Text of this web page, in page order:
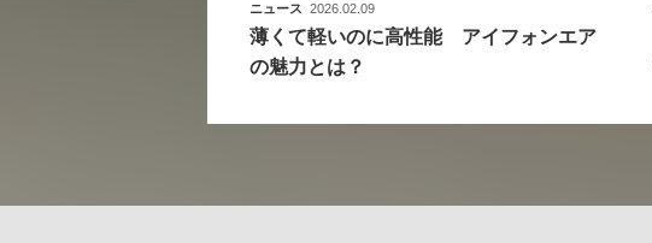
ニュース 2026.02.09
薄くて軽いのに高性能 アイフォンエア
の魅力とは？